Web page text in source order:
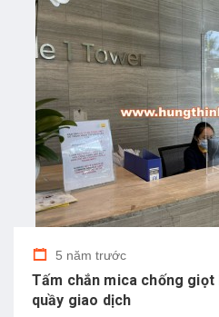
5 năm trước
Tấm chắn mica chống giọt
quầy giao dịch